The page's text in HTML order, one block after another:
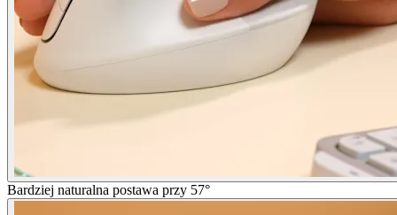
Bardziej naturalna postawa przy 57°